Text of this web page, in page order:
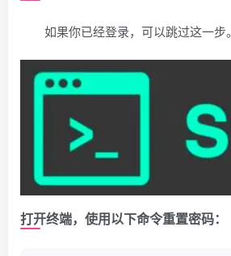
如果你已经登录，可以跳过这一步。
打开终端，使用以下命令重置密码：